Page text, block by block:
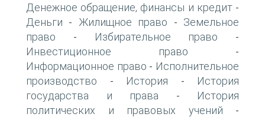
Денежное обращение, финансы и кредит-
Деньги - Жилищное право - Земельное
право - Избирательное право -
Инвестиционное право -
Информационное право - Исполнительное
производство - История -
История
государства и права -
История
политических и правовых учений -